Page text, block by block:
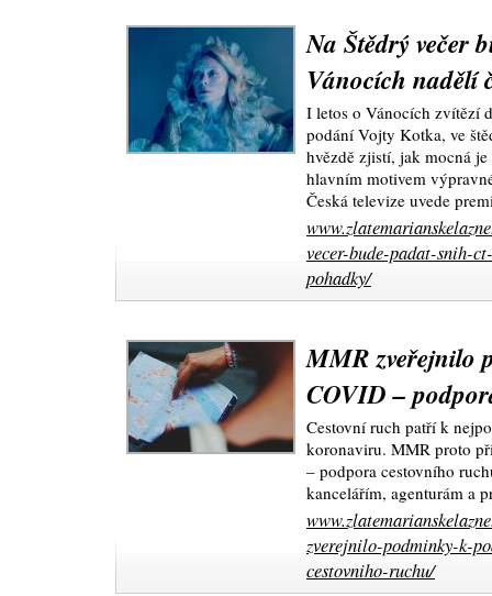
Na Štědrý večer
Vánocích nadělí
I letos o Vánocích zvítězí
podání Vojty Kotka, ve
hvězdě zjistí, jak mocná je
hlavním motivem
Česká televize uvede
vecer-bude-padat-snih-
pohadky/
MMR zveřejnilo
COVID –
Cestovní ruch patří k
koronaviru. MMR proto
– podpora cestovního
kancelářím, agenturám a
zverejnilo-podminky-k-
cestovniho-ruchu/